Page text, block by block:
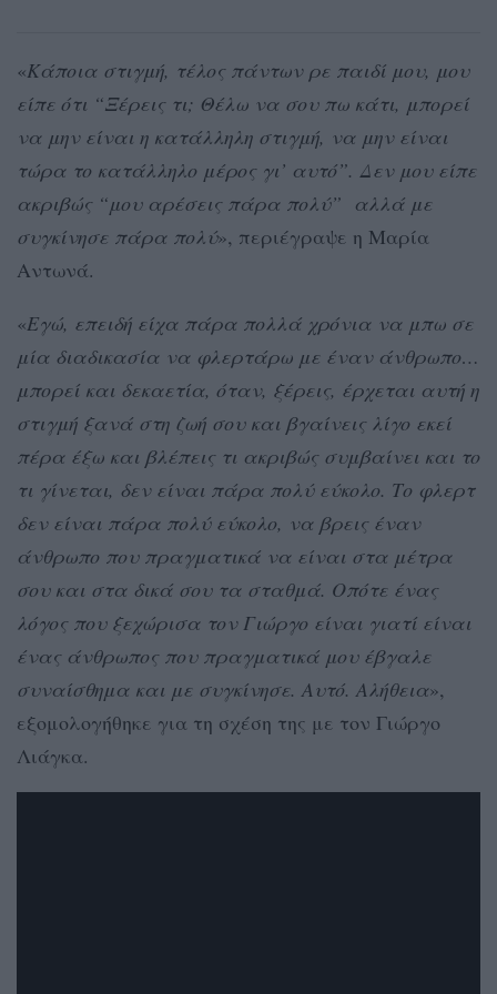
«Κάποια στιγμή, τέλος πάντων ρε παιδί μου, μου
είπε ότι “Ξέρεις τι; Θέλω να σου πω κάτι, μπορεί
να μην είναι η κατάλληλη στιγμή, να μην είναι
τώρα το κατάλληλο μέρος γι’ αυτό”. Δεν μου είπε
ακριβώς “μου αρέσεις πάρα πολύ” αλλά με
συγκίνησε πάρα πολύ», περιέγραψε η Μαρία
Αντωνά.
«Εγώ, επειδή είχα πάρα πολλά χρόνια να μπω σε
μία διαδικασία να φλερτάρω με έναν άνθρωπο…
μπορεί και δεκαετία, όταν, ξέρεις, έρχεται αυτή η
στιγμή ξανά στη ζωή σου και βγαίνεις λίγο εκεί
πέρα έξω και βλέπεις τι ακριβώς συμβαίνει και το
τι γίνεται, δεν είναι πάρα πολύ εύκολο. Το φλερτ
δεν είναι πάρα πολύ εύκολο, να βρεις έναν
άνθρωπο που πραγματικά να είναι στα μέτρα
σου και στα δικά σου τα σταθμά. Οπότε ένας
λόγος που ξεχώρισα τον Γιώργο είναι γιατί είναι
ένας άνθρωπος που πραγματικά μου έβγαλε
συναίσθημα και με συγκίνησε. Αυτό. Αλήθεια»,
εξομολογήθηκε για τη σχέση της με τον Γιώργο
Λιάγκα.